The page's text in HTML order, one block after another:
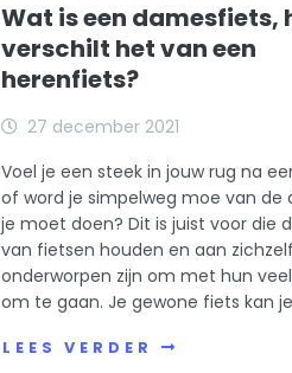
Wat is een damesfiets,
verschilt het van een
herenfiets?
27 december 2021
Voel je een steek in jouw rug na
of word je simpelweg moe van de
je moet doen? Dit is juist voor die
van fietsen houden en aan zichzelf
onderworpen zijn om met hun
om te gaan. Je gewone fiets kan
LEES VERDER